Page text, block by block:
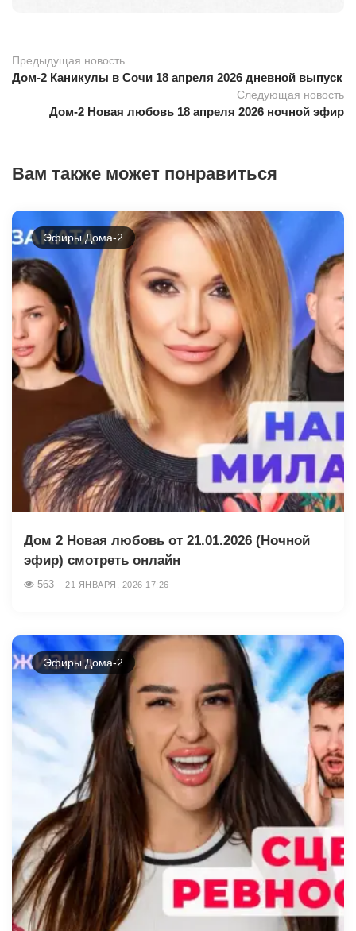
Предыдущая новость
Дом-2 Каникулы в Сочи 18 апреля 2026 дневной выпуск
Следующая новость
Дом-2 Новая любовь 18 апреля 2026 ночной эфир
Вам также может понравиться
Эфиры Дома-2
Дом 2 Новая любовь от 21.01.2026 (Ночной
эфир) смотреть онлайн
563 21 ЯНВАРЯ, 2026 17:26
Эфиры Дома-2